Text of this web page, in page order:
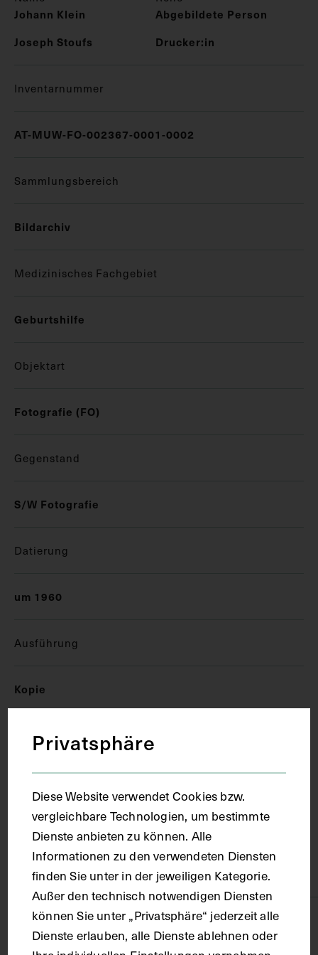
Johann Klein
Abgebildete Person
Joseph Stoufs
Drucker:in
Inventarnummer
AT-MUW-FO-002367-0001-0002
Sammlungsbereich
Bildarchiv
Medizinisches Fachgebiet
Geburtshilfe
Objektart
Fotografie (FO)
Gegenstand
S/W Fotografie
Datierung
um 1960
Ausführung
Kopie
Material
Papier
Technik
Privatsphäre
Diese Website verwendet Cookies bzw.
vergleichbare Technologien, um bestimmte
Dienste anbieten zu können. Alle
Informationen zu den verwendeten Diensten
finden Sie unter in der jeweiligen Kategorie.
Außer den technisch notwendigen Diensten
können Sie unter „Privatsphäre“ jederzeit alle
Dienste erlauben, alle Dienste ablehnen oder